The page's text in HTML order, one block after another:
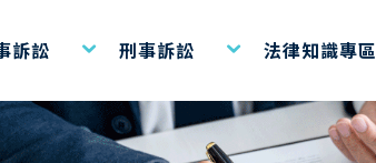
訴訟 刑事訴訟 法律知識專區